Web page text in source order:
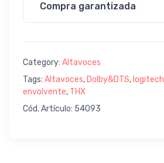
Compra garantizada
Category: Altavoces
Tags: Altavoces, Dolby&DTS, logitech
envolvente, THX
Cód. Artículo: 54093